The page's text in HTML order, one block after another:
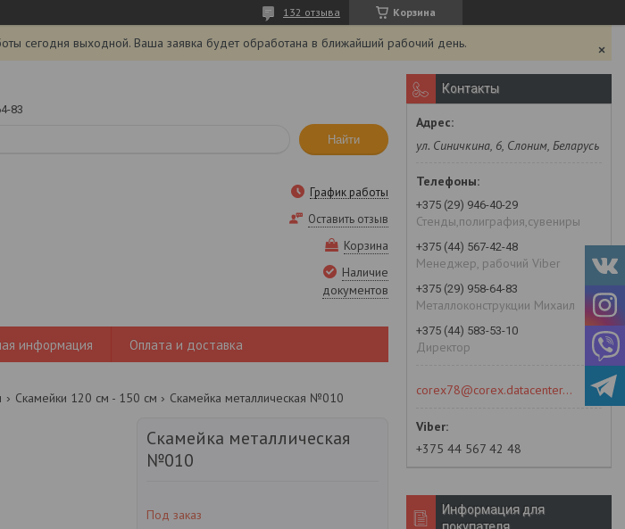
Корзина
132 отзыва
сегодня выходной. Ваша заявка будет обработана в ближайший рабочий день.
83
Найти
График работы
Оставить отзыв
Корзина
Наличие
документов
информация Оплата и доставка
Скамейки 120 см - 150 см Скамейка металлическая №010
Скамейка металлическая
№010
Под заказ
Контакты
ул. Синичкина, 6, Слоним, Беларусь
+375 (29) 946-40-29
Стенды,полиграфия,сувениры
+375 (44) 567-42-48
Менеджер, рабочий Viber
+375 (29) 958-64-83
Металлоконструкции Михаил
+375 (44) 583-53-10
Директор
corex78@corex.datacenter.by
+375 44 567 42 48
Информация для
покупателя